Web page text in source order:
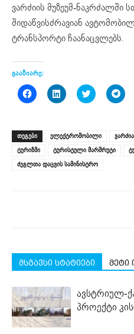
ვარძიის მუზეუმ-ნაკრძალში
შიდაწვისძრავიან
ტრანსპორტი ჩაანაცვლებს.
გააზიარე:
Click
to
(Opens
in
new
window)
Click
to
(Opens
in
new
window)
Click
to
in
new
window)
to
in
ᲗᲔᲒᲔᲑᲘ ელექტრომობილი ვარძია
ტურიზმი
ტურისტული მარშრუტი
ძეგლთა დაცვის სამინისტრო
მსგავსი სტატიები მეტი
ავსტრიულ-
პროექტი